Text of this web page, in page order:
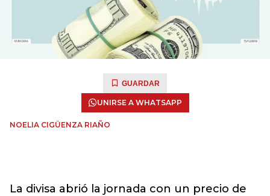
GUARDAR
UNIRSE A WHATSAPP
NOELIA CIGÜENZA RIAÑO
La divisa abrió la jornada con un precio de